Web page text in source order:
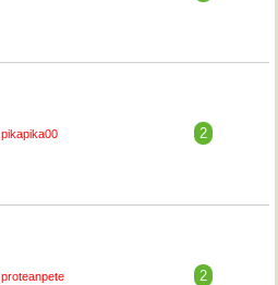
pikapika00 2
proteanpete 2